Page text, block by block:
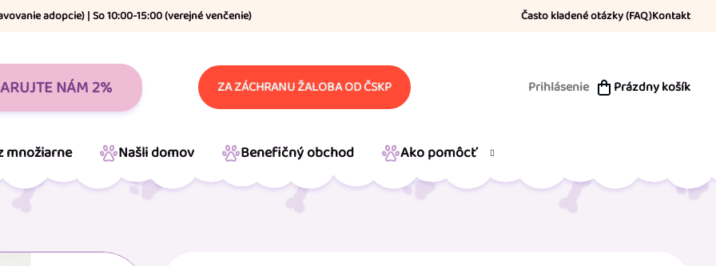
Často kladené otázky (FAQ)Kontakt
adopcie) | So 10:00-15:00 (verejné venčenie)
NÁM 2% ZA ZÁCHRANU ŽALOBA OD ČSKP Prihlásenie
NÁKUPNÝ
Prázdny košík
množiarne Našli domov Benefičný obchod Ako pomôcť